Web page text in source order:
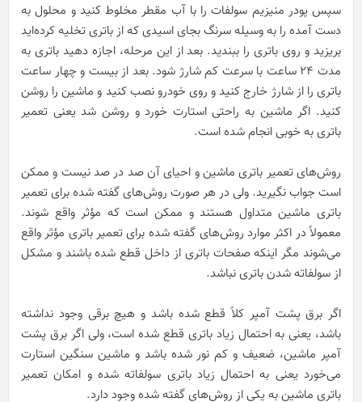
سپس پودر منیزیم سولفات را با آب مقطر مخلوط کنید و محلول به
دست آمده را به وسیله سرنگ بجای اسیدی که از باتری تخلیه کرده‌اید
بریزید و روی باتری را ببندید. بعد از این مرحله، اجازه دهید باتری به
مدت 24 ساعت با سرعت کم شارژ شود. بعد از بیست و چهار ساعت
باتری را از شارژ خارج کنید و روی خودرو نصب کنید و ماشین را روشن
کنید. اگر ماشین به راحتی استارت خورد و روشن شد یعنی تعمیر
باتری به خوبی انجام شده است.
روش‌های تعمیر باتری ماشین و احیای آن صد در صد نیست و ممکن
است جواب نگیرید. ولی در هر صورت روش‌های گفته شده برای تعمیر
باتری ماشین متداول هستند و ممکن است که مؤثر واقع شوند.
معمولاً در اکثر موارد روش‌های گفته شده برای تعمیر باتری مؤثر واقع
می‌شوند مگر اینکه صفحات باتری از داخل قطع شده باشند و مشکل
از سولفاته شدن باتری نباشد.
اگر برق پشت آمپر کلاً قطع شده باشد و هیچ برقی وجود نداشته
باشد، یعنی به احتمال زیاد باتری قطع شده است، ولی اگر برق پشت
آمپر ماشین، ضعیف و کم نور شده باشد و ماشین سنگین استارت
می‌خورد یعنی به احتمال زیاد باتری سولفاته شده و امکان تعمیر
باتری ماشین به یکی از روش‌های گفته شده وجود دارد.